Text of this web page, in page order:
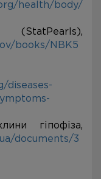
health/body/
books/NBK5
diseases-
гіпофіза,
documents/3